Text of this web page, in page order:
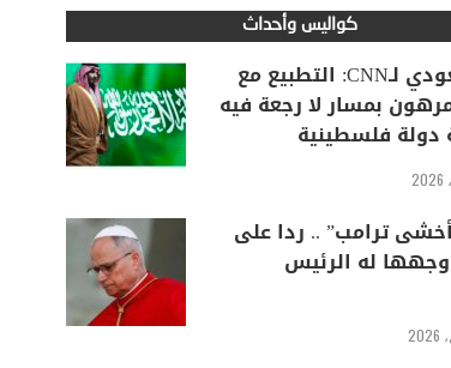
كواليس وأحداث
مصدر سعودي لـCNN: التطبيع مع
بمسار لا رجعة فيه
دولة فلسطينية
أخشى ترامب” .. ردا على
وجهها له الرئيس